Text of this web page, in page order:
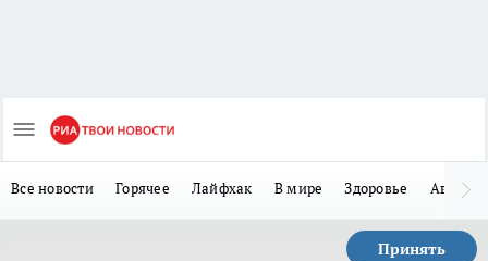
Все новости Горячее Лайфхак В мире Здоровье Авто
Принять